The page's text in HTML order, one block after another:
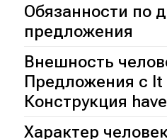
Обязанности по
предложения
Внешность
Предложения с It
Конструкция
Характер